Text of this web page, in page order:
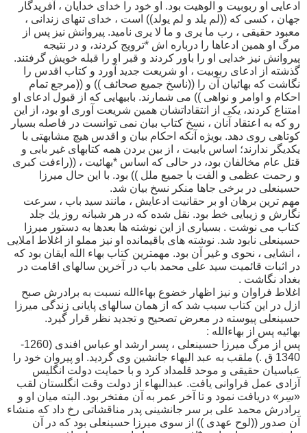
ادعايى او ربوبيت و الوهيت بود. او خود را خداى خدايان ، آفريدگار
جهان ، كسى كه ((لم يلد و لم يولد)) است ، خداى تنهاى زندانى ،
معبود حقيقى ، رب ما يرى و ما لا يرى ناميد. پيروانش نيز پس از
مرگ او همين ادعاها را درباره اش *ترويج كردند، و در نتيجه
پيروانش نيز خدايى او را باور كردند و قبر او را قبله خويش گرفتند.
گذشته از ادعاى ربوبيت ، او شريعت جديد آورد و كتاب اقدس را
نگاشت كه بهائيان آن را ((ناسخ جميع صحائف )) و ((مرجع تمام
احكام و اوامر و نواهى )) مى شمارند. بابيهايى كه از قبول ادعاى او
امتناع كردند، يكى از انتقاداتشان همين شريعت آورى او بود، از اين
رو كه به اعتقاد آنان ، نسخ كتاب بيان نمى توانست در فاصله بسيار
كوتاهى روى دهد. بويژه آنكه احكام بيان و اقدس هيچ مشابهتى با
يكديگر ندارند؛ اساس بابيت ، از بين بردن همه كتابهاى غير بابى و
قتل عام مخالفان بود، در حالى كه اساس *بهائيت ، ((راءفت كبرى
و رحمت عظمى و الفت با جميع ملل )) بود. با اين حال ميرزا
حسينعلى در برخى جاها منكر نسخ بيان شد.
مهم ترين برهان او بر حقانيت ادعايش ، مانند سيد باب ، سرعت
نگارش و زيبايى خط بود. نقل شده كه در هر شبانه روز يك جلد
كتاب مى نوشت . بسيارى از اين نوشته ها بعدها به دستور ميرزا
حسينعلى نابود شد. نوشته هاى باقيمانده او نيز مملو از اغلاط املايى
، انشايى ، نحوى و غير آن بود. مهمترين كتاب بهاء الله ايقان بود كه
در اثبات قائميت سيد على محمد باب در آخرين سالهاى اقامت در
بغداد نگاشت .
اغلاط فراوان و نيز اظهار خضوع بهاءالله نسبت به برادرش صبح
ازل در اين كتاب سبب شد كه از همان سالهاى پايانى زندگى ميرزا
حسينعلى پيوسته در معرض تصحيح و تجديد نظر قرار گيرد.
بهائيه پس از بهاءالله :
پس از مرگ ميرزا حسينعلى ، پسر ارشد او عباس افندى (1260-
1340 ق .) ملقب به عبد البهاء جانشين وى گرديد. او پیروان خود را
عباسیان حقیقی و موحد قلمداد کرد و با حمایت دولت انگلیس
آزادی عمل فراوانی یافت. عبدالبهاء از دولت وقت انگلستان لقب
«سِر» دریافت نمود و تا آخر عمر به آن مفتخر بود. البته ميان او و
برادرش محمد على بر سر جانشينى پدر مناقشاتى رخ داد كه منشاء
آن صدور ((لوح عهدى )) از سوى ميرزا حسينعلى بود كه در آن